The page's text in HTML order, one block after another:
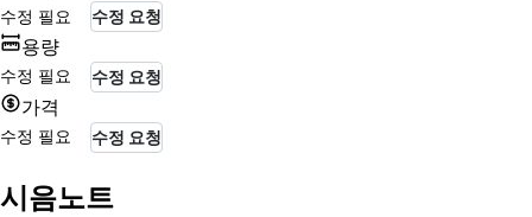
수정 필요 수정 요청
용량
수정 필요 수정 요청
가격
수정 필요 수정 요청
시음노트